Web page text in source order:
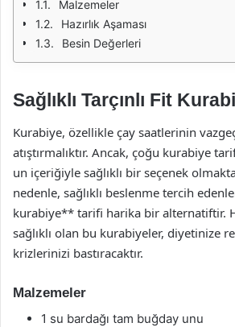
Malzemeler
Hazırlık Aşaması
Besin Değerleri
Sağlıklı Tarçınlı Fit
Kurabiye, özellikle çay saatlerinin
atıştırmalıktır. Ancak, çoğu kurabiye
un içeriğiyle sağlıklı bir seçenek
nedenle, sağlıklı beslenme tercih
kurabiye** tarifi harika bir alternatiftir.
sağlıklı olan bu kurabiyeler, diyetinize
krizlerinizi bastıracaktır.
Malzemeler
1 su bardağı tam buğday unu